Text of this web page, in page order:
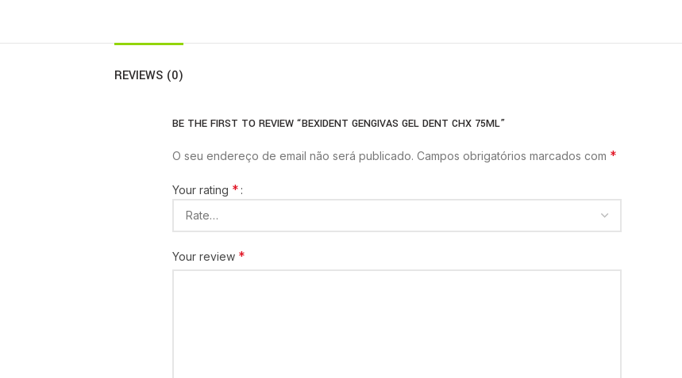
REVIEWS (0)
BE THE FIRST TO REVIEW “BEXIDENT GENGIVAS GEL DENT CHX 75ML”
O seu endereço de email não será publicado. Campos obrigatórios marcados com *
Your rating *
Your review *